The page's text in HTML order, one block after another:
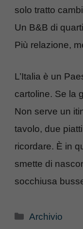
solo tratto
Un B&B di
Più relazione,
L’Italia è un
cartoline. Se la
Non serve un
tavolo, due
ricordare. È in
smette di
socchiusa
Categorie
Archivio